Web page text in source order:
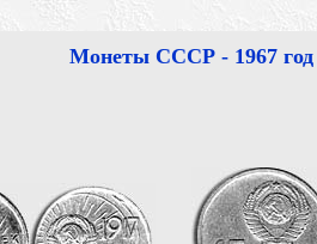
Монеты СССР - 1967 год